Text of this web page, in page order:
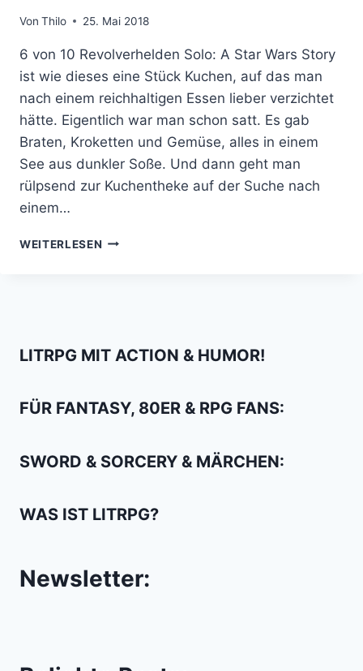
Von Thilo 25. Mai 2018
6 von 10 Revolverhelden Solo: A Star Wars Story
ist wie dieses eine Stück Kuchen, auf das man
nach einem reichhaltigen Essen lieber verzichtet
hätte. Eigentlich war man schon satt. Es gab
Braten, Kroketten und Gemüse, alles in einem
See aus dunkler Soße. Und dann geht man
rülpsend zur Kuchentheke auf der Suche nach
einem…
WEITERLESEN SOLO:
0815-
LITRPG MIT ACTION & HUMOR!
FÜR FANTASY, 80ER & RPG FANS:
SWORD & SORCERY & MÄRCHEN:
WAS IST LITRPG?
Newsletter: